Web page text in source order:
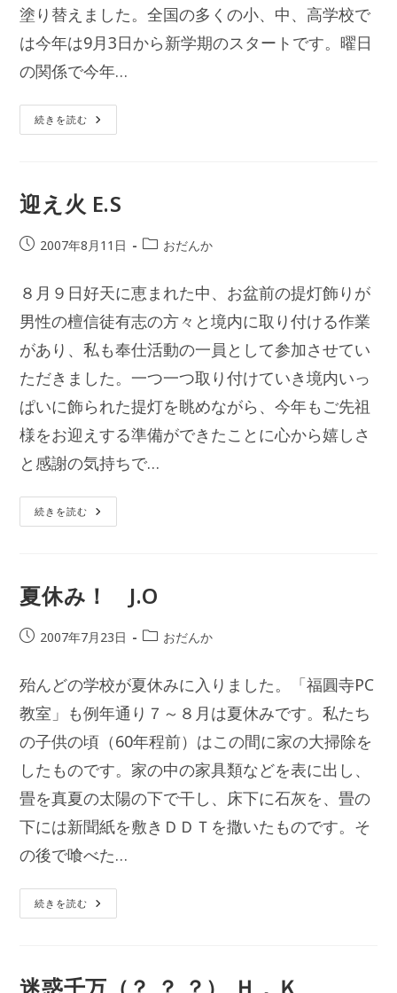
塗り替えました。全国の多くの小、中、高学校で
は今年は9月3日から新学期のスタートです。曜日
の関係で今年…
続きを読む 新
学
迎え火 E.S
投
開
日:
2007年8月11日
投
テ
ゴ
ー:
おだんか
８月９日好天に恵まれた中、お盆前の提灯飾りが
男性の檀信徒有志の方々と境内に取り付ける作業
があり、私も奉仕活動の一員として参加させてい
ただきました。一つ一つ取り付けていき境内いっ
ぱいに飾られた提灯を眺めながら、今年もご先祖
様をお迎えする準備ができたことに心から嬉しさ
と感謝の気持ちで…
続きを読む 迎
え
夏休み！ J.O
投
公
開
日:
2007年7月23日
投
テ
ゴ
ー:
おだんか
殆んどの学校が夏休みに入りました。「福圓寺PC
教室」も例年通り７～８月は夏休みです。私たち
の子供の頃（60年程前）はこの間に家の大掃除を
したものです。家の中の家具類などを表に出し、
畳を真夏の太陽の下で干し、床下に石灰を、畳の
下には新聞紙を敷きＤＤＴを撒いたものです。そ
の後で喰べた…
続きを読む 夏
休